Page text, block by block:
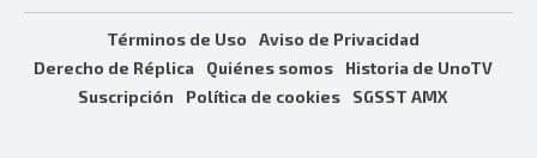
Términos de Uso
Aviso de Privacidad
Derecho de Réplica
Quiénes somos
Historia de UnoTV
Suscripción
Política de cookies SGSST AMX